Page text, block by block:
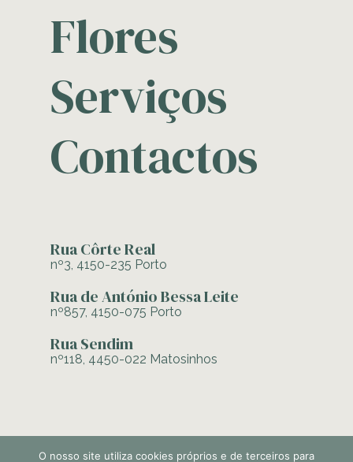
Flores
Serviços
Contactos
Rua Côrte Real
nº3, 4150-235 Porto
Rua de António Bessa Leite
nº857, 4150-075 Porto
Rua Sendim
nº118, 4450-022 Matosinhos
O nosso site utiliza cookies próprios e de terceiros para